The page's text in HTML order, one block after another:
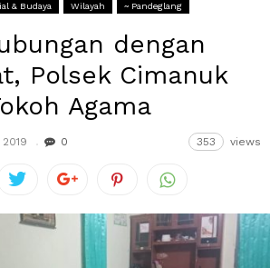
& Budaya Wilayah ~ Pandeglang
dengan
Polsek Cimanuk
Agama
0 353 views